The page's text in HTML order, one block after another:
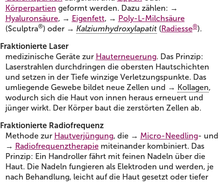
Körperpartien geformt werden. Dazu zählen: →
Hyaluronsäure, → Eigenfett, → Poly-L-Milchsäure
(Sculptra®) oder → Kalziumhydroxylapatit(Radiesse®).
Fraktionierte Laser
medizinische Geräte zur Hauterneuerung. Das Prinzip:
Laserstrahlen durchdringen die obersten Hautschichten
und setzen in der Tiefe winzige Verletzungspunkte. Das
umliegende Gewebe bildet neue Zellen und → Kollagen,
wodurch sich die Haut von innen heraus erneuert und
jünger wirkt. Der Körper baut die zerstörten Zellen ab.
Fraktionierte Radiofrequenz
Methode zur Hautverjüngung, die → Micro-Needling- und
→ Radiofrequenztherapiemiteinander kombiniert. Das
Prinzip: Ein Handroller fährt mit feinen Nadeln über die
Haut. Die Nadeln fungieren als Elektroden und werden, je
nach Behandlung, leicht auf die Haut gesetzt oder tiefer